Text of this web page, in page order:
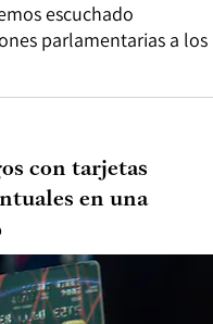
escuchado
parlamentarias a los
con tarjetas
en una